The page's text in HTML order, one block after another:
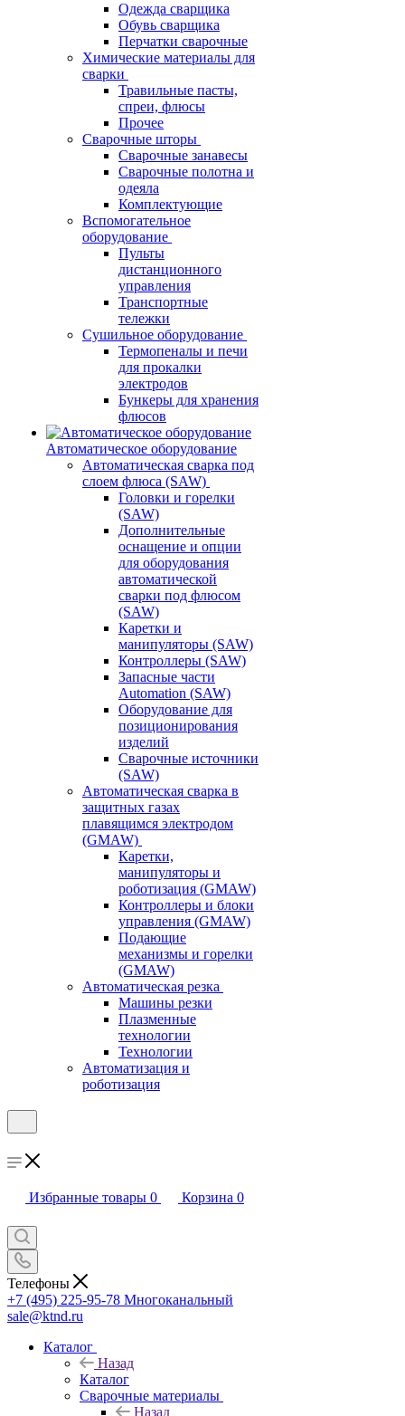
Одежда сварщика
Обувь сварщика
Перчатки сварочные
Химические материалы для
сварки
Травильные пасты,
спреи, флюсы
Прочее
Сварочные шторы
Сварочные занавесы
Сварочные полотна и
одеяла
Комплектующие
Вспомогательное
оборудование
Пульты
дистанционного
управления
Транспортные
тележки
Сушильное оборудование
Термопеналы и печи
для прокалки
электродов
Бункеры для хранения
флюсов
Автоматическое оборудование
Автоматическая сварка под
слоем флюса (SAW)
Головки и горелки
(SAW)
Дополнительные
оснащение и опции
для оборудования
автоматической
сварки под флюсом
(SAW)
Каретки и
манипуляторы (SAW)
Контроллеры (SAW)
Запасные части
Automation (SAW)
Оборудование для
позиционирования
изделий
Сварочные источники
(SAW)
Автоматическая сварка в
защитных газах
плавящимся электродом
(GMAW)
Каретки,
манипуляторы и
роботизация (GMAW)
Контроллеры и блоки
управления (GMAW)
Подающие
механизмы и горелки
(GMAW)
Автоматическая резка
Машины резки
Плазменные
технологии
Технологии
Автоматизация и
роботизация
Избранные товары 0 Корзина 0
Телефоны
+7 (495) 225-95-78 Многоканальный
sale@ktnd.ru
Каталог
Назад
Каталог
Сварочные материалы
Назад